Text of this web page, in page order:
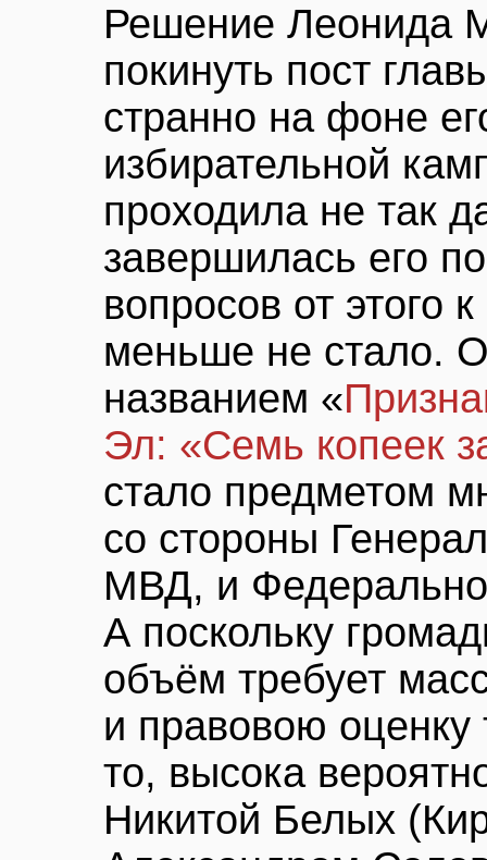
Решение Леонида
покинуть пост
странно на фоне
избирательной
проходила не так
завершилась его
вопросов от этого
меньше не стало.
названием «
Эл: «Семь копеек
стало предметом
со стороны
МВД, и
А поскольку
объём требует
и правовою оценку
то, высока
Никитой Белых